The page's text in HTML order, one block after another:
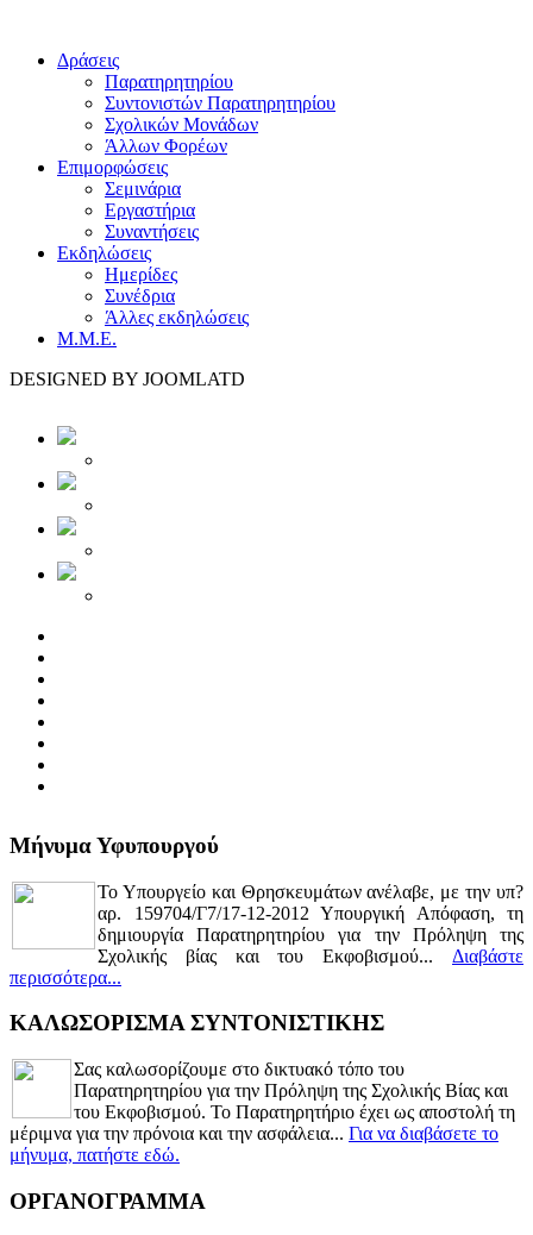
Δράσεις
Παρατηρητηρίου
Συντονιστών Παρατηρητηρίου
Σχολικών Μονάδων
Άλλων Φορέων
Επιμορφώσεις
Σεμινάρια
Εργαστήρια
Συναντήσεις
Εκδηλώσεις
Ημερίδες
Συνέδρια
Άλλες εκδηλώσεις
Μ.Μ.Ε.
DESIGNED BY JOOMLATD
Μήνυμα Υφυπουργού
Το Υπουργείο και Θρησκευμάτων ανέλαβε, με την υπ?
αρ. 159704/Γ7/17-12-2012 Υπουργική Απόφαση, τη
δημιουργία Παρατηρητηρίου για την Πρόληψη της
Σχολικής βίας και του Εκφοβισμού... Διαβάστε
περισσότερα...
ΚΑΛΩΣΟΡΙΣΜΑ ΣΥΝΤΟΝΙΣΤΙΚΗΣ
Σας καλωσορίζουμε στο δικτυακό τόπο του
Παρατηρητηρίου για την Πρόληψη της Σχολικής Βίας και
του Εκφοβισμού. Το Παρατηρητήριο έχει ως αποστολή τη
μέριμνα για την πρόνοια και την ασφάλεια... Για να διαβάσετε το
μήνυμα, πατήστε εδώ.
ΟΡΓΑΝΟΓΡΑΜΜΑ